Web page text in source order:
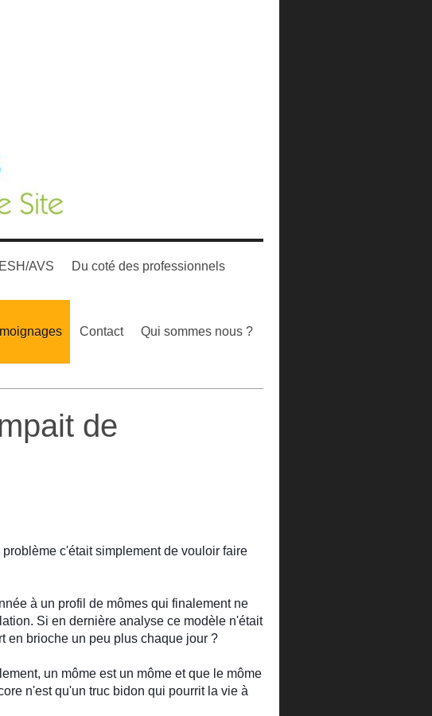
AVS Du coté des professionnels
Contact Qui sommes nous ?
de
c'était simplement de vouloir faire
à un profil de mômes qui finalement ne
Si en dernière analyse ce modèle n'était
en brioche un peu p lus chaque jour ?
un môme est un môme et que le môme
n'est qu'un truc bidon qui pourrit la vie à